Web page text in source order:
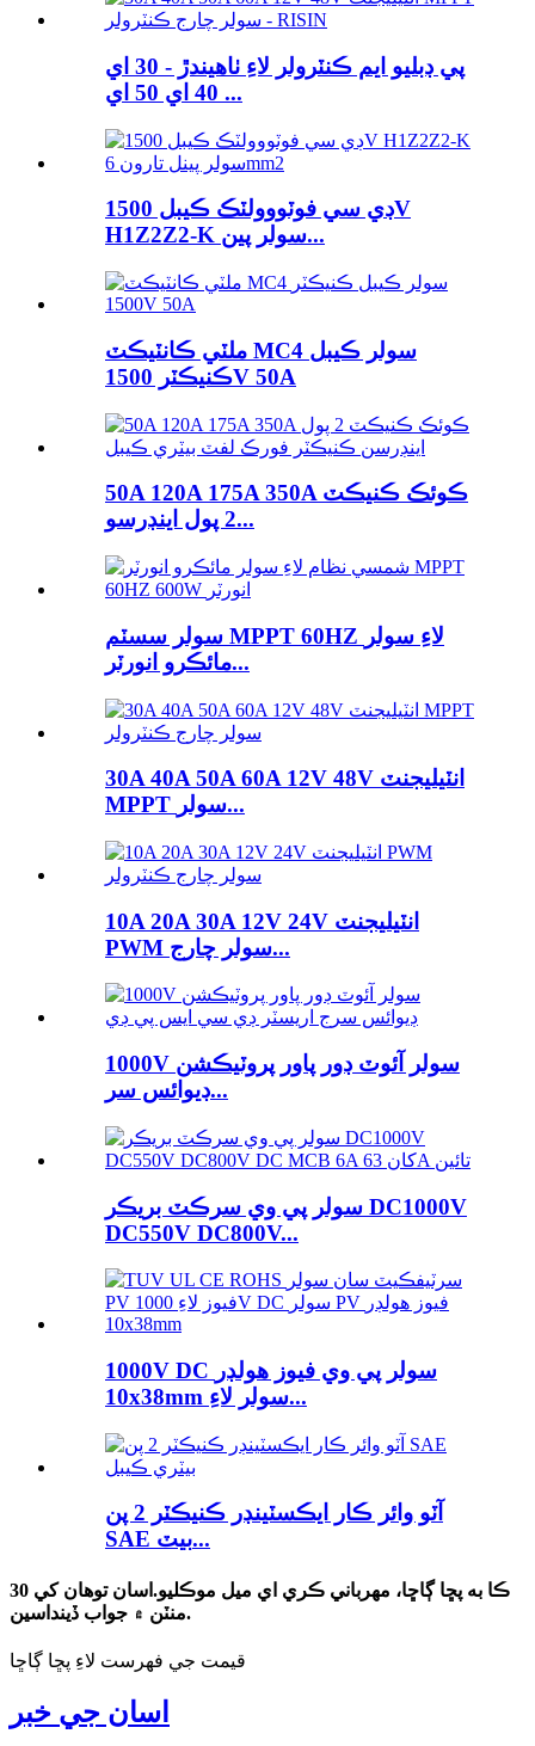
پي ڊبليو ايم ڪنٽرولر لاءِ ٺاهيندڙ - 30 اي
40 اي 50 اي ...
ڊي سي فوٽووولٽڪ ڪيبل 1500V
H1Z2Z2-K سولر پين...
ملٽي ڪانٽيڪٽ MC4 سولر ڪيبل
ڪنيڪٽر 1500V 50A
50A 120A 175A 350A ڪوئڪ ڪنيڪٽ
2 پول اينڊرسو...
سولر سسٽم MPPT 60HZ لاءِ سولر
مائڪرو انورٽر...
30A 40A 50A 60A 12V 48V انٽيليجنٽ
MPPT سولر...
10A 20A 30A 12V 24V انٽيليجنٽ
PWM سولر چارج...
1000V سولر آئوٽ ڊور پاور پروٽيڪشن
ڊيوائس سر...
سولر پي وي سرڪٽ بريڪر DC1000V
DC550V DC800V...
1000V DC سولر پي وي فيوز هولڊر
10x38mm سولر لاءِ...
آٽو وائر ڪار ايڪسٽينڊر ڪنيڪٽر 2 پن
SAE بيٽ...
ڪا به پڇا ڳاڇا، مهرباني ڪري اي ميل موڪليو.اسان توهان کي 30
منٽن ۾ جواب ڏينداسين.
قيمت جي فهرست لاءِ پڇا ڳاڇا
اسان جي خبر